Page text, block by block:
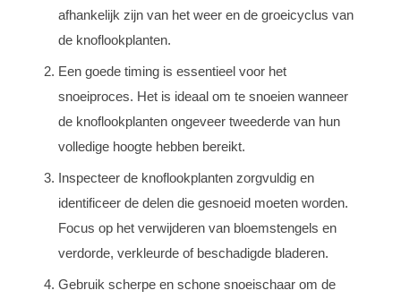
afhankelijk zijn van het weer en de groeicyclus van
de knoflookplanten.
Een goede timing is essentieel voor het
snoeiproces. Het is ideaal om te snoeien wanneer
de knoflookplanten ongeveer tweederde van hun
volledige hoogte hebben bereikt.
Inspecteer de knoflookplanten zorgvuldig en
identificeer de delen die gesnoeid moeten worden.
Focus op het verwijderen van bloemstengels en
verdorde, verkleurde of beschadigde bladeren.
Gebruik scherpe en schone snoeischaar om de